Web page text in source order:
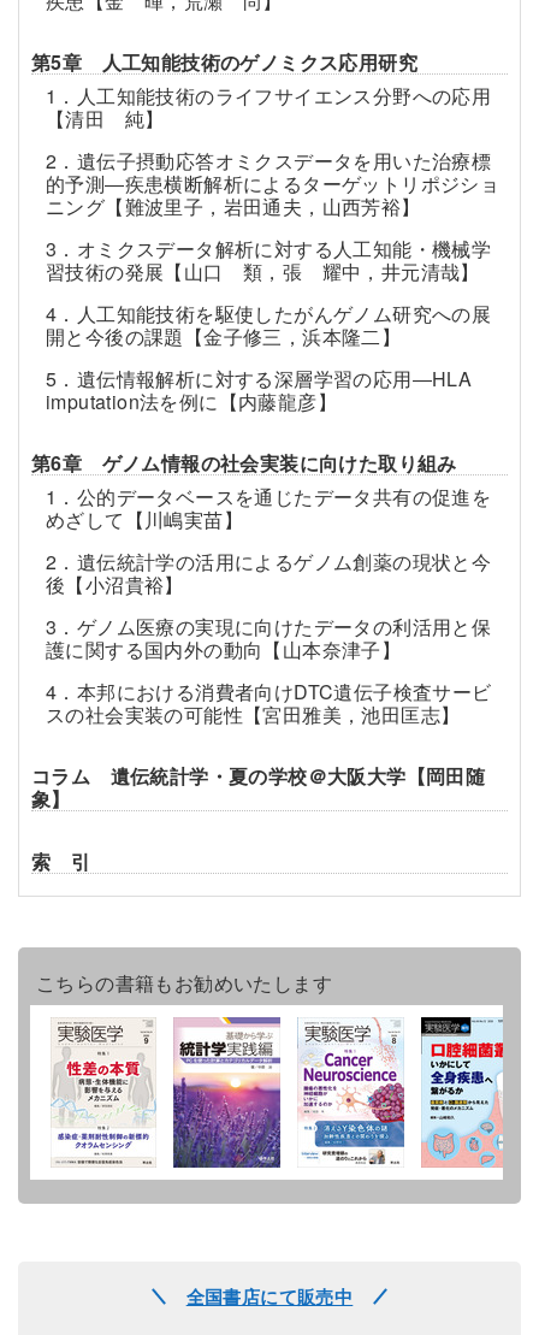
第5章 人工知能技術のゲノミクス応用研究
1．人工知能技術のライフサイエンス分野への応用
【清田 純】
2．遺伝子摂動応答オミクスデータを用いた治療標
的予測―疾患横断解析によるターゲットリポジショ
ニング【難波里子，岩田通夫，山西芳裕】
3．オミクスデータ解析に対する人工知能・機械学
習技術の発展【山口 類，張 耀中，井元清哉】
4．人工知能技術を駆使したがんゲノム研究への展
開と今後の課題【金子修三，浜本隆二】
5．遺伝情報解析に対する深層学習の応用―HLA
imputation法を例に【内藤龍彦】
第6章 ゲノム情報の社会実装に向けた取り組み
1．公的データベースを通じたデータ共有の促進を
めざして【川嶋実苗】
2．遺伝統計学の活用によるゲノム創薬の現状と今
後【小沼貴裕】
3．ゲノム医療の実現に向けたデータの利活用と保
護に関する国内外の動向【山本奈津子】
4．本邦における消費者向けDTC遺伝子検査サービ
スの社会実装の可能性【宮田雅美，池田匡志】
コラム 遺伝統計学・夏の学校＠大阪大学【岡田随
象】
索 引
こちらの書籍もお勧めいたします
全国書店にて販売中